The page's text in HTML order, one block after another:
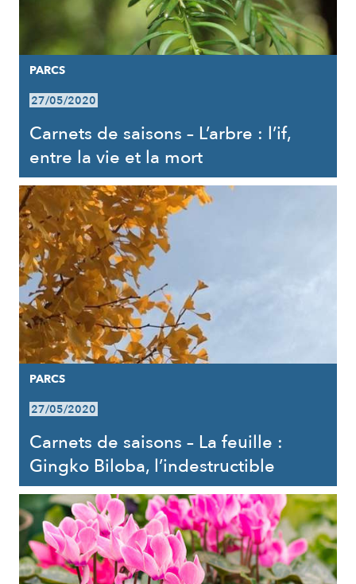
PARCS
27/05/2020
Carnets de saisons – L’arbre : l’if,
entre la vie et la mort
PARCS
27/05/2020
Carnets de saisons – La feuille :
Gingko Biloba, l’indestructible